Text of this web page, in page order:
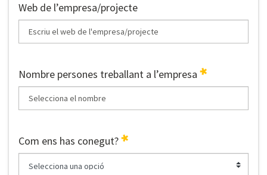
Web de l’empresa/projecte
Nombre persones treballant a l’empresa
Com ens has conegut?